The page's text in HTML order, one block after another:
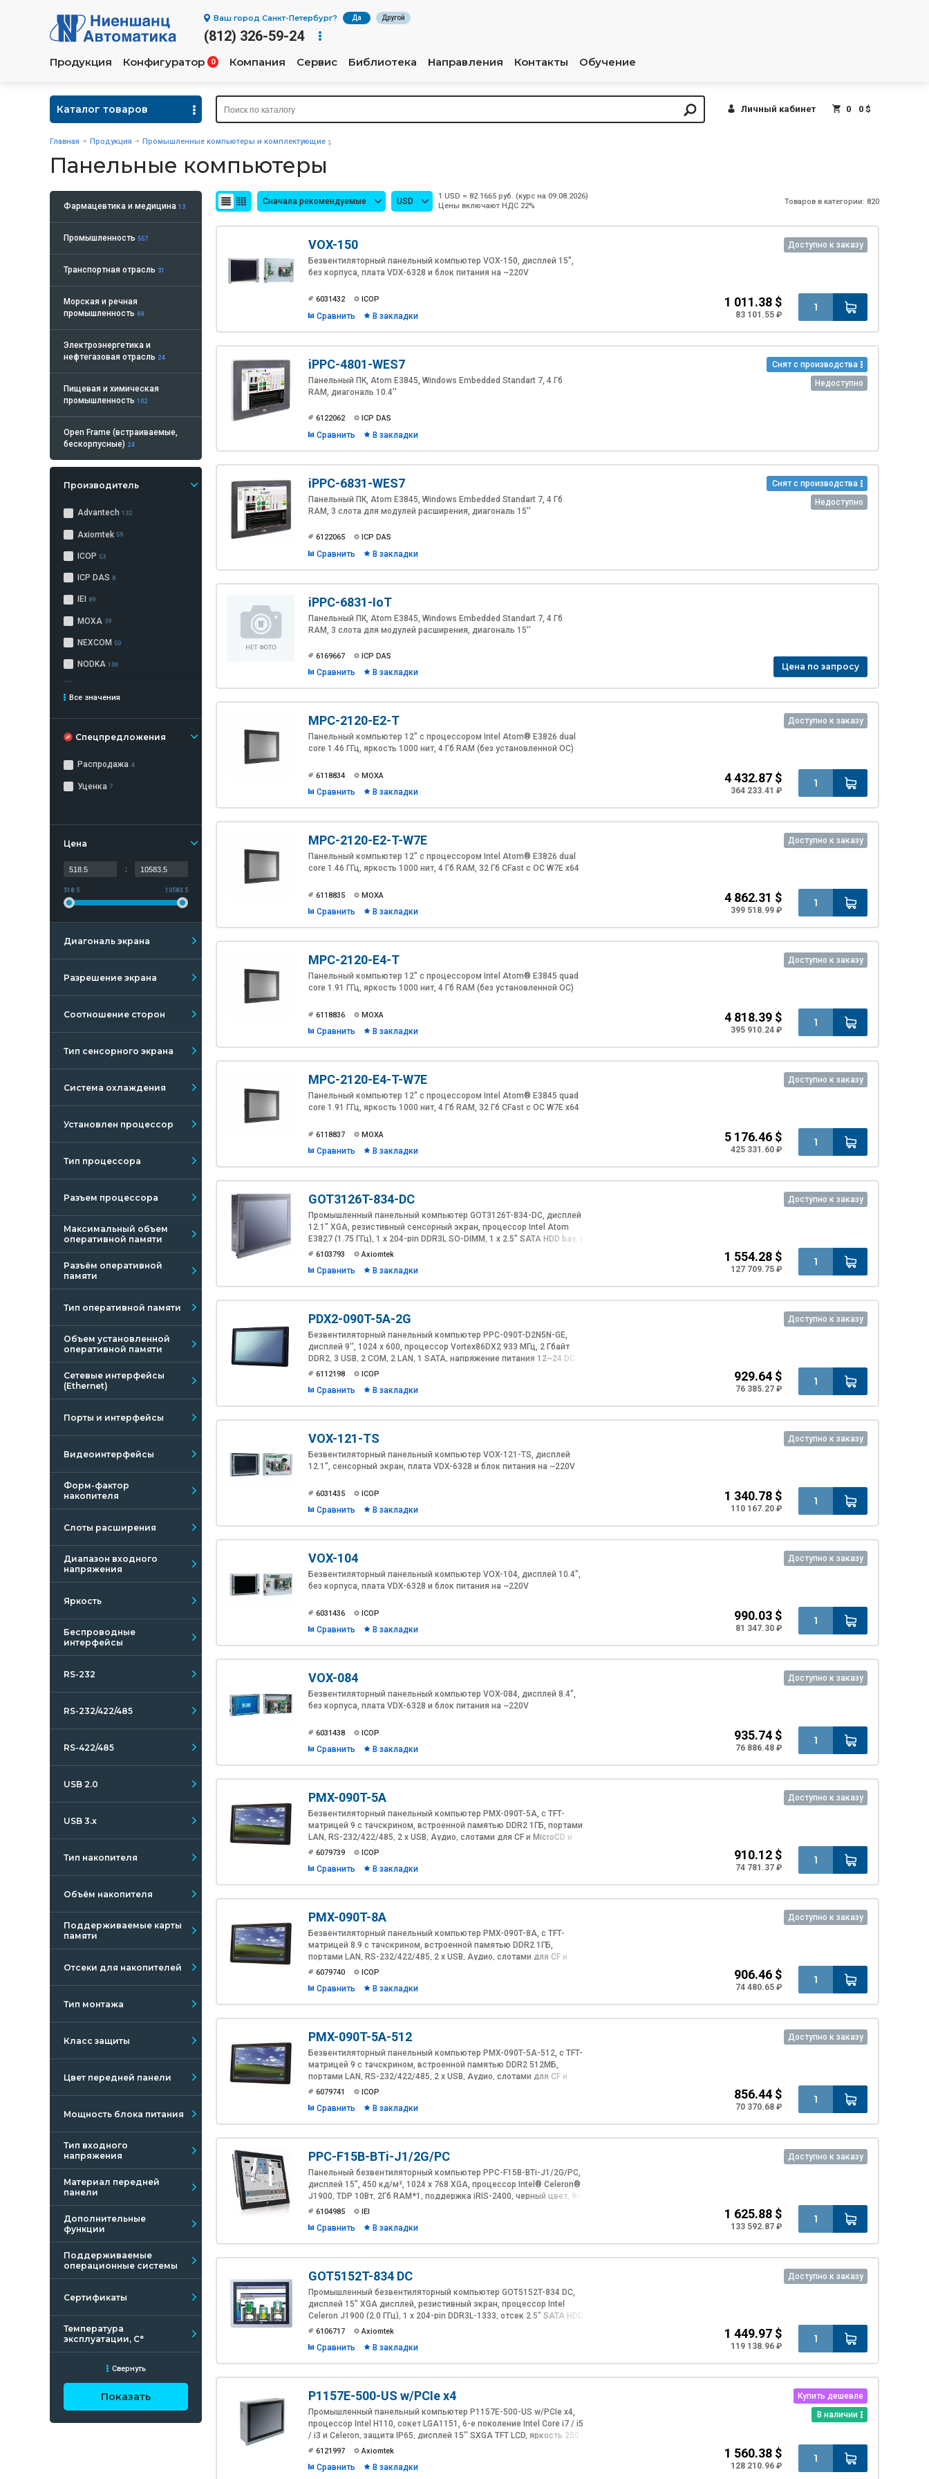
Ваш город Санкт-Петербург? Да Другой
(812) 326-59-24
Продукция Конфигуратор 0 Компания Сервис Библиотека Направления Контакты Обучение
Каталог товаров Личный кабинет 0 0 $
Главная Продукция Промышленные компьютеры и комплектующие
Панельные компьютеры
Фармацевтика и медицина 13
Промышленность 557
Транспортная отрасль 31
Морская и речная
промышленность 69
Электроэнергетика и
нефтегазовая отрасль 24
Пищевая и химическая
промышленность 102
Open Frame (встраиваемые,
бескорпусные) 24
Производитель
Advantech 132
Axiomtek 59
ICOP 53
ICP DAS 8
IEI 89
MOXA 39
NEXCOM 50
NODKA 106
Все значения
Спецпредложения
Распродажа 4
Уценка 7
Цена
:
518.5 10583.5
Диагональ экрана
Разрешение экрана
Соотношение сторон
Тип сенсорного экрана
Система охлаждения
Установлен процессор
Тип процессора
Разъем процессора
Максимальный объем
оперативной памяти
Разъём оперативной
памяти
Тип оперативной памяти
Объем установленной
оперативной памяти
Сетевые интерфейсы
(Ethernet)
Порты и интерфейсы
Видеоинтерфейсы
Форм-фактор
накопителя
Слоты расширения
Диапазон входного
напряжения
Яркость
Беспроводные
интерфейсы
RS-232
RS-232/422/485
RS-422/485
USB 2.0
USB 3.x
Тип накопителя
Объём накопителя
Поддерживаемые карты
памяти
Отсеки для накопителей
Тип монтажа
Класс защиты
Цвет передней панели
Мощность блока питания
Тип входного
напряжения
Материал передней
панели
Дополнительные
функции
Поддерживаемые
операционные системы
Сертификаты
Температура
эксплуатации, С°
Свернуть
Показать
Сначала рекомендуемые USD
1 USD = 82.1665 руб. (курс на 09.08.2026)
Цены включают НДС 22%
Товаров в категории: 820
Доступно к заказу
VOX-150
Безвентиляторный панельный компьютер VOX-150, дисплей 15",
без корпуса, плата VDX-6328 и блок питания на ~220V
6031432 ICOP
Сравнить В закладки
1 011.38 $
83 101.55 ₽
Снят с производства
Недоступно
iPPC-4801-WES7
Панельный ПК, Atom E3845, Windows Embedded Standart 7, 4 Гб
RAM, диагональ 10.4''
6122062 ICP DAS
Сравнить В закладки
Снят с производства
Недоступно
iPPC-6831-WES7
Панельный ПК, Atom E3845, Windows Embedded Standart 7, 4 Гб
RAM, 3 слота для модулей расширения, диагональ 15''
6122065 ICP DAS
Сравнить В закладки
iPPC-6831-IoT
Панельный ПК, Atom E3845, Windows Embedded Standart 7, 4 Гб
RAM, 3 слота для модулей расширения, диагональ 15''
6169667 ICP DAS
Сравнить В закладки
Цена по запросу
Доступно к заказу
MPC-2120-E2-T
Панельный компьютер 12" с процессором Intel Atom® E3826 dual
core 1.46 ГГц, яркость 1000 нит, 4 Гб RAM (без установленной ОС)
6118834 MOXA
Сравнить В закладки
4 432.87 $
364 233.41 ₽
Доступно к заказу
MPC-2120-E2-T-W7E
Панельный компьютер 12" с процессором Intel Atom® E3826 dual
core 1.46 ГГц, яркость 1000 нит, 4 Гб RAM, 32 Гб CFast c ОС W7E x64
6118835 MOXA
Сравнить В закладки
4 862.31 $
399 518.99 ₽
Доступно к заказу
MPC-2120-E4-T
Панельный компьютер 12" с процессором Intel Atom® E3845 quad
core 1.91 ГГц, яркость 1000 нит, 4 Гб RAM (без установленной ОС)
6118836 MOXA
Сравнить В закладки
4 818.39 $
395 910.24 ₽
Доступно к заказу
MPC-2120-E4-T-W7E
Панельный компьютер 12" с процессором Intel Atom® E3845 quad
core 1.91 ГГц, яркость 1000 нит, 4 Гб RAM, 32 Гб CFast c ОС W7E x64
6118837 MOXA
Сравнить В закладки
5 176.46 $
425 331.60 ₽
Доступно к заказу
GOT3126T-834-DC
Промышленный панельный компьютер GOT3126T-834-DC, дисплей
12.1" XGA, резистивный сенсорный экран, процессор Intel Atom
E3827 (1.75 ГГц), 1 x 204-pin DDR3L SO-DIMM, 1 x 2.5" SATA HDD bay, 1
x CFast, 3 x COM, 4 x USB, 2 x LAN, VGA, 2 x PCIe Mini, питание 9-36 В
6103793 Axiomtek
Сравнить В закладки
1 554.28 $
127 709.75 ₽
Доступно к заказу
PDX2-090T-5A-2G
Безвентиляторный панельный компьютер PPC-090T-D2N5N-GE,
дисплей 9'', 1024 x 600, процессор Vortex86DX2 933 МГц, 2 Гбайт
DDR2, 3 USB, 2 COM, 2 LAN, 1 SATA, напряжение питания 12~24 DC
6112198 ICOP
Сравнить В закладки
929.64 $
76 385.27 ₽
Доступно к заказу
VOX-121-TS
Безвентиляторный панельный компьютер VOX-121-TS, дисплей
12.1", сенсорный экран, плата VDX-6328 и блок питания на ~220V
6031435 ICOP
Сравнить В закладки
1 340.78 $
110 167.20 ₽
Доступно к заказу
VOX-104
Безвентиляторный панельный компьютер VOX-104, дисплей 10.4",
без корпуса, плата VDX-6328 и блок питания на ~220V
6031436 ICOP
Сравнить В закладки
990.03 $
81 347.30 ₽
Доступно к заказу
VOX-084
Безвентиляторный панельный компьютер VOX-084, дисплей 8.4",
без корпуса, плата VDX-6328 и блок питания на ~220V
6031438 ICOP
Сравнить В закладки
935.74 $
76 886.48 ₽
Доступно к заказу
PMX-090T-5A
Безвентиляторный панельный компьютер PMX-090T-5A, с TFT-
матрицей 9 с тачскрином, встроенной памятью DDR2 1ГБ, портами
LAN, RS-232/422/485, 2 х USB, Аудио, слотами для CF и MicroCD и
блоком питания на ~220V
6079739 ICOP
Сравнить В закладки
910.12 $
74 781.37 ₽
Доступно к заказу
PMX-090T-8A
Безвентиляторный панельный компьютер PMX-090T-8A, с TFT-
матрицей 8.9 с тачскрином, встроенной памятью DDR2 1ГБ,
портами LAN, RS-232/422/485, 2 х USB, Аудио, слотами для CF и
MicroCD, с питанием 8~35V DC
6079740 ICOP
Сравнить В закладки
906.46 $
74 480.65 ₽
Доступно к заказу
PMX-090T-5A-512
Безвентиляторный панельный компьютер PMX-090T-5A-512, с TFT-
матрицей 9 с тачскрином, встроенной памятью DDR2 512МБ,
портами LAN, RS-232/422/485, 2 х USB, Аудио, слотами для CF и
MicroCD и блоком питания на ~220V
6079741 ICOP
Сравнить В закладки
856.44 $
70 370.68 ₽
Доступно к заказу
PPC-F15B-BTi-J1/2G/PC
Панельный безвентиляторный компьютер PPC-F15B-BTi-J1/2G/PC,
дисплей 15", 450 кд/м², 1024 x 768 XGA, процессор Intel® Celeron®
J1900, TDP 10Вт, 2Гб RAM*1, поддержка iRIS-2400, черный цвет, 9-
36В DC, проекционно-ёмкостный сенсорный экран с покрытием AG
6104985 IEI
Сравнить В закладки
1 625.88 $
133 592.87 ₽
Доступно к заказу
GOT5152T-834 DC
Промышленный безвентиляторный компьютер GOT5152T-834 DC,
дисплей 15" XGA дисплей, резистивный экран, процессор Intel
Celeron J1900 (2.0 ГГц), 1 x 204-pin DDR3L-1333, отсек 2.5" SATA HDD,
1 x CF, 3 x COM, 4 x USB, 2 x LAN, Аудио, 1 x VGA, 2 x PCle Mini,
6106717 Axiomtek
Сравнить В закладки
1 449.97 $
119 138.96 ₽
Купить дешевле
В наличии
P1157E-500-US w/PCIe x4
Промышленный панельный компьютер P1157E-500-US w/PCIe x4,
процессор Intel H110, сокет LGA1151, 6-е поколение Intel Core i7 / i5
/ i3 и Celeron, защита IP65, дисплей 15'' SXGA TFT LCD, яркость 250
нит, резистивный сенсорный экран, 1 х HDMI, 1 х VGA, 1 х DP, 2 x
HDD/SSD, 1 x PCIe x4, адаптер питания 100-240 В AC
6121997 Axiomtek
Сравнить В закладки
1 560.38 $
128 210.96 ₽